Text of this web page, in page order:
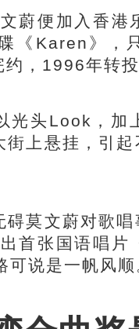
便加入香港乐
《Karen》，
，1996年转投
头Look，加上
上悬挂，引
文蔚对歌唱
首张国语唱片
说是一帆风顺